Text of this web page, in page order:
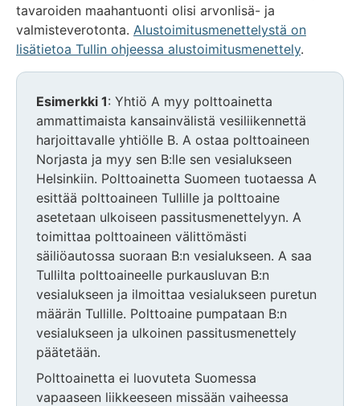
tavaroiden maahantuonti olisi arvonlisä- ja
valmisteverotonta. Alustoimitusmenettelystä on
lisätietoa Tullin ohjeessa alustoimitusmenettely.
Esimerkki 1: Yhtiö A myy polttoainetta
ammattimaista kansainvälistä vesiliikennettä
harjoittavalle yhtiölle B. A ostaa polttoaineen
Norjasta ja myy sen B:lle sen vesialukseen
Helsinkiin. Polttoainetta Suomeen tuotaessa A
esittää polttoaineen Tullille ja polttoaine
asetetaan ulkoiseen passitusmenettelyyn. A
toimittaa polttoaineen välittömästi
säiliöautossa suoraan B:n vesialukseen. A saa
Tullilta polttoaineelle purkausluvan B:n
vesialukseen ja ilmoittaa vesialukseen puretun
määrän Tullille. Polttoaine pumpataan B:n
vesialukseen ja ulkoinen passitusmenettely
päätetään.
Polttoainetta ei luovuteta Suomessa
vapaaseen liikkeeseen missään vaiheessa